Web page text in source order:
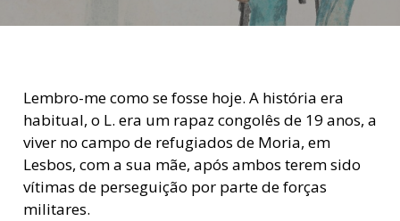
Lembro-me como se fosse hoje. A história era
habitual, o L. era um rapaz congolês de 19 anos, a
viver no campo de refugiados de Moria, em
Lesbos, com a sua mãe, após ambos terem sido
vítimas de perseguição por parte de forças
militares.